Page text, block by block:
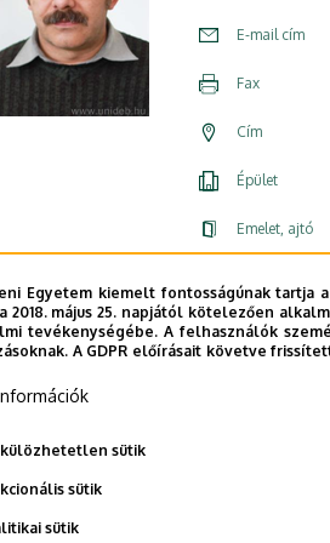
E-mail cím
Fax
Cím
Épület
Emelet, ajtó
Egyetem kiemelt fontosságúnak
2018. május 25. napjától kötelezően
tevékenységébe. A felhasználók
A GDPR előírásait követve
sütik
sütik
sütik